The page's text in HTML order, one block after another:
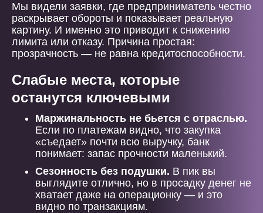
Мы видели заявки, где предприниматель честно
раскрывает обороты и показывает реальную
картину. И именно это приводит к снижению
лимита или отказу. Причина простая:
прозрачность — не равна кредитоспособности.
Слабые места, которые
останутся ключевыми
Маржинальность не бьется с отраслью.
Если по платежам видно, что закупка
«съедает» почти всю выручку, банк
понимает: запас прочности маленький.
Сезонность без подушки. В пик вы
выглядите отлично, но в просадку денег не
хватает даже на операционку — и это
видно по транзакциям.